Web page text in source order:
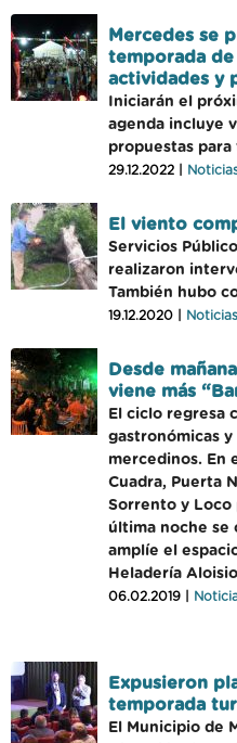
Mercedes se
temporada
actividades y
Iniciarán el
agenda incluye
propuestas para
29.12.2022 |
El viento
Servicios
realizaron
También hubo
19.12.2020 | Noticias
Desde
viene más
El ciclo regresa
gastronómicas y
mercedinos. En
Cuadra, Puerta
Sorrento y Loco
última noche se
amplíe el
Heladería Aloisio
06.02.2019 |
Expusieron
temporada
El Municipio de